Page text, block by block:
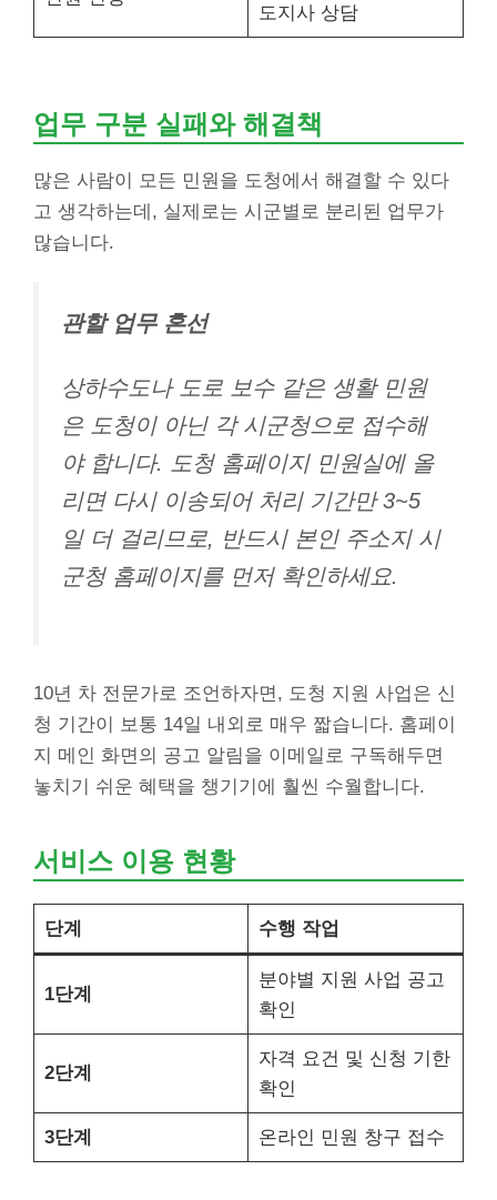
도지사 상담
업무 구분 실패와 해결책
많은 사람이 모든 민원을 도청에서 해결할 수 있다
고 생각하는데, 실제로는 시군별로 분리된 업무가
많습니다.
관할 업무 혼선
상하수도나 도로 보수 같은 생활 민원
은 도청이 아닌 각 시군청으로 접수해
야 합니다. 도청 홈페이지 민원실에 올
리면 다시 이송되어 처리 기간만 3~5
일 더 걸리므로, 반드시 본인 주소지 시
군청 홈페이지를 먼저 확인하세요.
10년 차 전문가로 조언하자면, 도청 지원 사업은 신
청 기간이 보통 14일 내외로 매우 짧습니다. 홈페이
지 메인 화면의 공고 알림을 이메일로 구독해두면
놓치기 쉬운 혜택을 챙기기에 훨씬 수월합니다.
서비스 이용 현황
단계 수행 작업
1단계
분야별 지원 사업 공고
확인
2단계
자격 요건 및 신청 기한
확인
3단계 온라인 민원 창구 접수